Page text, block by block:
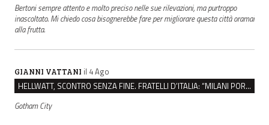
Bertoni sempre attento e molto preciso nelle sue rilevazioni, ma purtroppo
inascoltato. Mi chiedo cosa bisognerebbe fare per migliorare questa città oramai
alla frutta.
GIANNI VATTANI il 4 Ago
HELLWATT, SCONTRO SENZA FINE. FRATELLI D’ITALIA: “MILANI PORTA DOCUMENTI, DE FRANCO INSULTI”
Gotham City